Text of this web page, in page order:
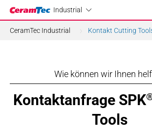
Industrial
Industrial
CeramTec Industrial Kontakt Cutting
Wie können wir Ihnen
Kontaktanfrage SPK
Tools